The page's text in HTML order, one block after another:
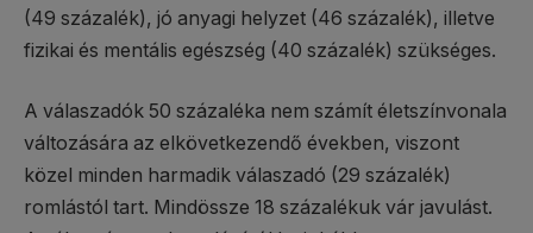
(49 százalék), jó anyagi helyzet (46 százalék), illetve
fizikai és mentális egészség (40 százalék) szükséges.
A válaszadók 50 százaléka nem számít életszínvonala
változására az elkövetkezendő években, viszont
közel minden harmadik válaszadó (29 százalék)
romlástól tart. Mindössze 18 százalékuk vár javulást.